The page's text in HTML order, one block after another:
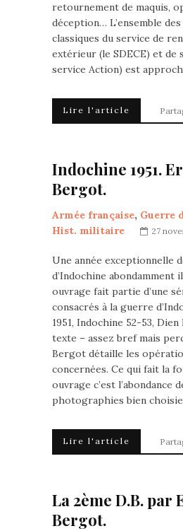
retournement de maquis,
déception… L’ensemble
classiques du service de
extérieur (le SDECE) et de
service Action) est
Lire l'article
Indochine 1951.
Bergot.
Armée française, Guerre
Hist. militaire
27
Une année exceptionnelle
d’Indochine abondamment
ouvrage fait partie d’une
consacrés à la guerre
1951, Indochine 52-53, Dien
texte – assez bref mais
Bergot détaille les
concernées. Ce qui fait la
ouvrage c’est l’abondance
photographies bien
Lire l'article
La 2ème D.B. par
Bergot.